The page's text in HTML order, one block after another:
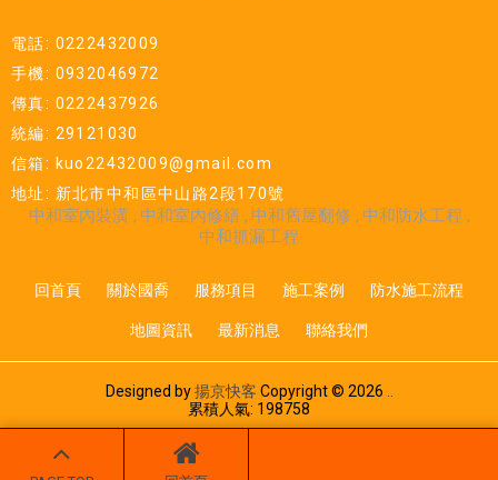
電話: 0222432009
手機: 0932046972
傳真: 0222437926
統編: 29121030
信箱: kuo22432009@gmail.com
地址: 新北市中和區中山路2段170號
中和室內裝潢 中和室內修繕 中和舊屋翻修
中和防水工程
中和抓漏工程
回首頁 關於國喬 服務項目 施工案例 防水施工流程
地圖資訊 最新消息 聯絡我們
Designed by揚京快客 Copyright © 2026
累積人氣: 198758